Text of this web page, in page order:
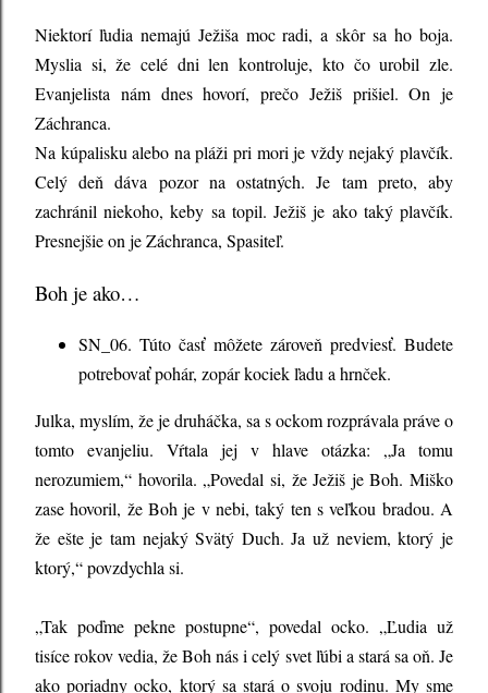
Niektorí ľudia nemajú Ježiša moc radi, a skôr sa ho boja.
Myslia si, že celé dni len kontroluje, kto čo urobil zle.
Evanjelista nám dnes hovorí, prečo Ježiš prišiel. On je
Záchranca.
Na kúpalisku alebo na pláži pri mori je vždy nejaký plavčík.
Celý deň dáva pozor na ostatných. Je tam preto, aby
zachránil niekoho, keby sa topil. Ježiš je ako taký plavčík.
Presnejšie on je Záchranca, Spasiteľ.
Boh je ako…
SN_06. Túto časť môžete zároveň predviesť. Budete
potrebovať pohár, zopár kociek ľadu a hrnček.
Julka, myslím, že je druháčka, sa s ockom rozprávala práve o
tomto evanjeliu. Vŕtala jej v hlave otázka: „Ja tomu
nerozumiem,“ hovorila. „Povedal si, že Ježiš je Boh. Miško
zase hovoril, že Boh je v nebi, taký ten s veľkou bradou. A
že ešte je tam nejaký Svätý Duch. Ja už neviem, ktorý je
ktorý,“ povzdychla si.
„Tak poďme pekne postupne“, povedal ocko. „Ľudia už
tisíce rokov vedia, že Boh nás i celý svet ľúbi a stará sa oň. Je
ako poriadny ocko, ktorý sa stará o svoju rodinu. My sme